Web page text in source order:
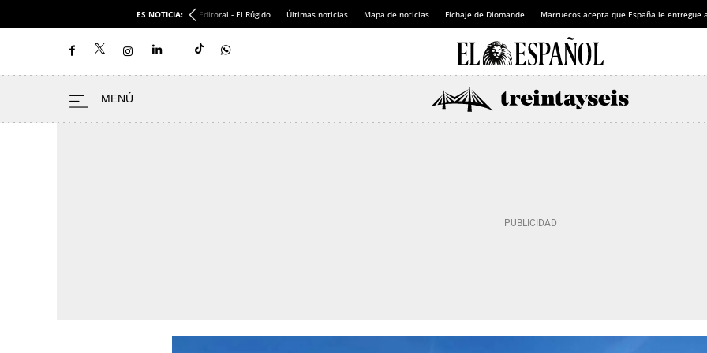
ES NOTICIA: Editoral - El Rúgido Últimas noticias Mapa de noticias Fichaje de Diomande Marruecos acepta que España le entregue